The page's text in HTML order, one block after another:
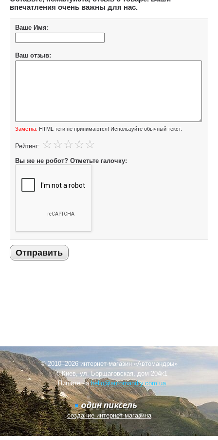
впечатления очень важны для нас.
Ваше Имя:
Ваш отзыв:
Заметка: HTML теги не принимаются! Используйте обычный текст.
Рейтинг:
Вы же не робот? Отметьте галочку:
Отправить
© 2010–2026 интернет-магазин «Автомандры»
г. Киев, ул. Борщаговская, дом 204к1
Пишите наhello@automandry.com.ua
создание интернет-магазина